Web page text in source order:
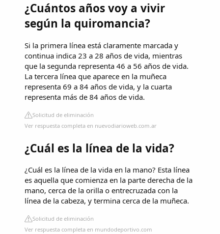
¿Cuántos años voy a vivir
según la quiromancia?
Si la primera línea está claramente marcada y
continua indica 23 a 28 años de vida, mientras
que la segunda representa 46 a 56 años de vida.
La tercera línea que aparece en la muñeca
representa 69 a 84 años de vida, y la cuarta
representa más de 84 años de vida.
Solicitud de eliminación
Ver respuesta completa en nuevodiarioweb.com.ar
¿Cuál es la línea de la vida?
¿Cuál es la línea de la vida en la mano? Esta línea
es aquella que comienza en la parte derecha de la
mano, cerca de la orilla o entrecruzada con la
línea de la cabeza, y termina cerca de la muñeca.
Solicitud de eliminación
Ver respuesta completa en mundodeportivo.com